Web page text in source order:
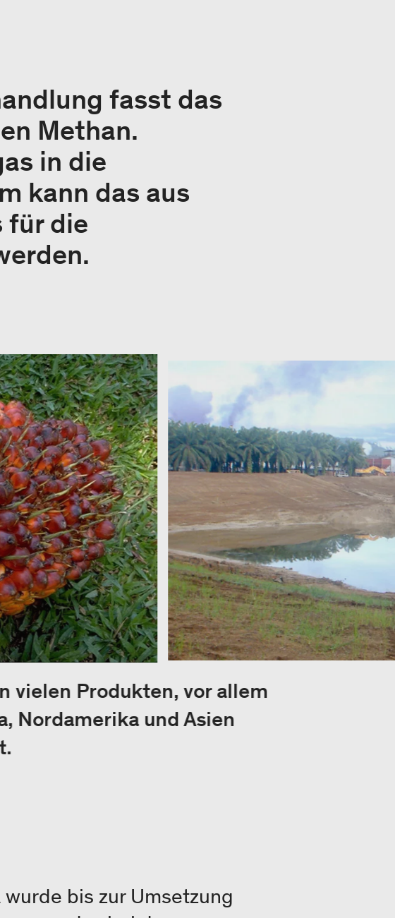
fasst das
Methan.
in die
kann das aus
für die
vielen Produkten, vor allem
Nordamerika und Asien
bis zur Umsetzung